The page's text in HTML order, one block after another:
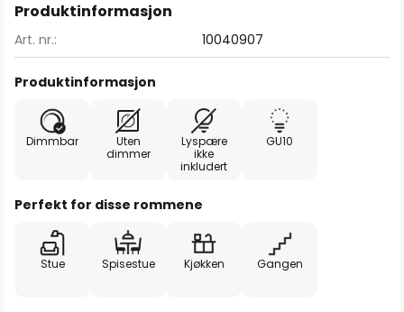
Produktinformasjon
Art. nr.: 10040907
Produktinformasjon
Dimmbar
Uten
dimmer
Lyspære
ikke
inkludert
GU10
Perfekt for disse rommene
Stue Spisestue Kjøkken Gangen